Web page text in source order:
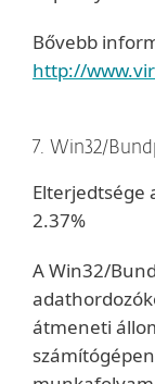
Bővebb
http://
7. Win32/
Elterjedtsége
2.37%
A Win32/
átmeneti